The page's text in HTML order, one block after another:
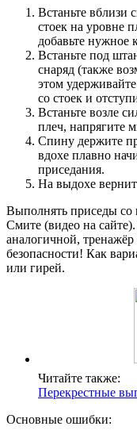
Встаньте вблизи
стоек на уровне
добавьте нужное
Встаньте под
снаряд (также
этом
со стоек и
Встаньте возле
плеч, напрягите
Спину держите
вдохе плавно
приседания.
На выдохе
Выполнять приседы со
Смите (видео на
аналогичной, тренажёр
безопасности! Как
или гирей.
Читайте также:
Перекрестные
Основные ошибки: